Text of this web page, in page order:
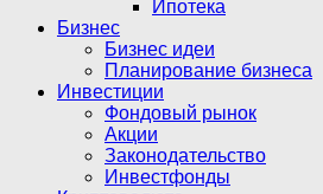
Ипотека
Бизнес
Бизнес идеи
Планирование бизнеса
Инвестиции
Фондовый рынок
Акции
Законодательство
Инвестфонды